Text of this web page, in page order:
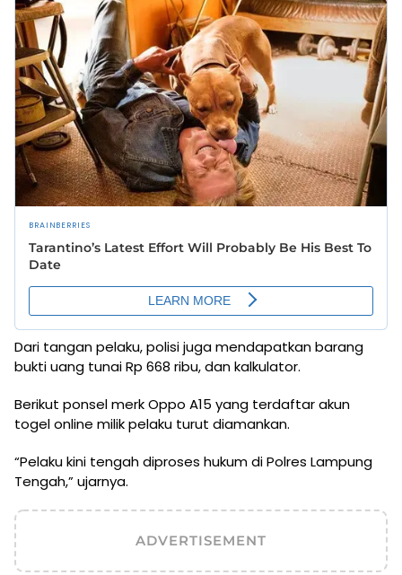
Dari tangan pelaku, polisi juga mendapatkan barang
bukti uang tunai Rp 668 ribu, dan kalkulator.
Berikut ponsel merk Oppo A15 yang terdaftar akun
togel online milik pelaku turut diamankan.
“Pelaku kini tengah diproses hukum di Polres Lampung
Tengah,” ujarnya.
ADVERTISEMENT